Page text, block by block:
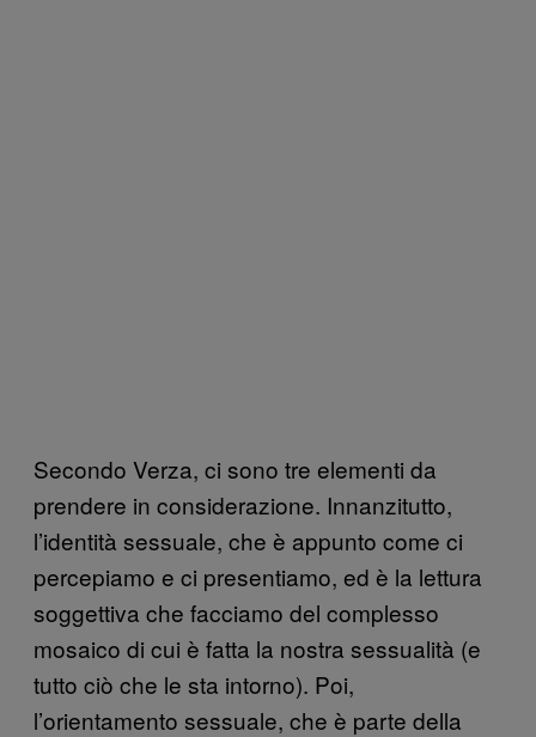
Secondo Verza, ci sono tre elementi da
prendere in considerazione. Innanzitutto,
l’identità sessuale, che è appunto come ci
percepiamo e ci presentiamo, ed è la lettura
soggettiva che facciamo del complesso
mosaico di cui è fatta la nostra sessualità (e
tutto ciò che le sta intorno). Poi,
l’orientamento sessuale, che è parte della